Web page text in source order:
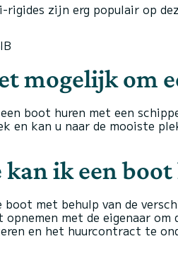
rigides zijn erg populair op
mogelijk om
boot huren met een
en kan u naar de mooiste
kan ik een
boot met behulp van de
met de eigenaar
en het huurcontract te